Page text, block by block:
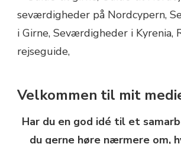
Velkommen til mit
Har du en god idé til et
du gerne høre nærmere om,